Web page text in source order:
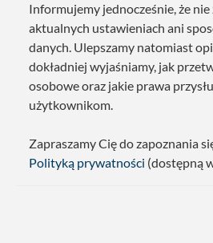
Informujemy jednocześnie, że
aktualnych ustawieniach ani
danych. Ulepszamy natomiast
dokładniej wyjaśniamy, jak
osobowe oraz jakie prawa
użytkownikom.
Zapraszamy Cię do zapoznania
Polityką prywatności (dostępną